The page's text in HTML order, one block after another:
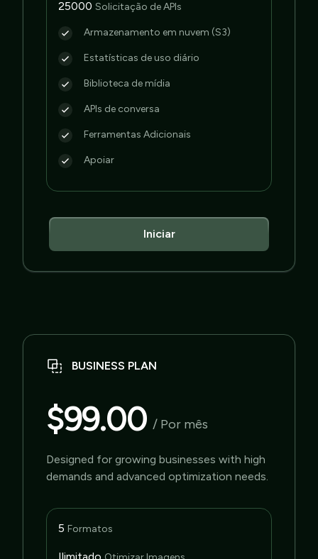
25000 Solicitação de APIs
Armazenamento em nuvem (S3)
Estatísticas de uso diário
Biblioteca de mídia
APIs de conversa
Ferramentas Adicionais
Apoiar
Iniciar
BUSINESS PLAN
$99.00 / Por mês
Designed for growing businesses with high
demands and advanced optimization needs.
5 Formatos